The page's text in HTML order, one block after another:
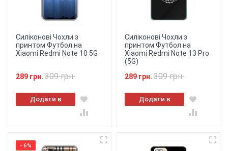
Силіконові Чохли з
принтом Футбол на
Xiaomi Redmi Note 10 5G
289 грн. 309 грн.
Додати в
кошик
Силіконові Чохли з
принтом Футбол на
Xiaomi Redmi Note 13 Pro
(5G)
289 грн. 309 грн.
Додати в
кошик
- 6%